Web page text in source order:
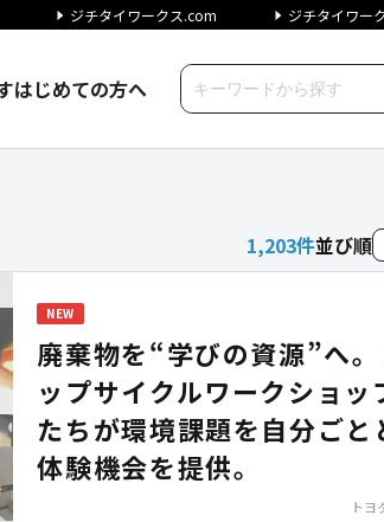
ジチタイワークス.com ジチタイワー
はじめての方へ
ワークス民間サー
1,203件並び順
NEW
廃棄物を“学びの資源”へ
ップサイクルワークショッ
たちが環境課題を自分ごと
体験機会を提供。
トヨ